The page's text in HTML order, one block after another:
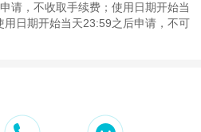
请，不收取手续费；使用日期开始当
日期开始当天23:59之后申请，不可